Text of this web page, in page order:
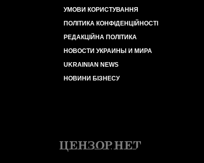
УМОВИ КОРИСТУВАННЯ
ПОЛІТИКА КОНФІДЕНЦІЙНОСТІ
РЕДАКЦІЙНА ПОЛІТИКА
НОВОСТИ УКРАИНЫ И МИРА
UKRAINIAN NEWS
НОВИНИ БІЗНЕСУ